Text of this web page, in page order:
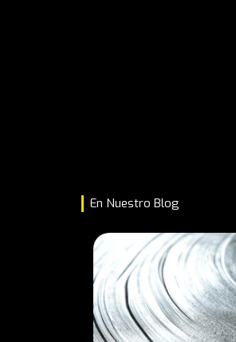
En Nuestro Blog